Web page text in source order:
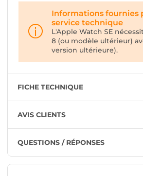
Informations fournies
service technique
L'Apple Watch SE
8 (ou modèle ultérieur)
version ultérieure).
FICHE TECHNIQUE
AVIS CLIENTS
QUESTIONS / RÉPONSES